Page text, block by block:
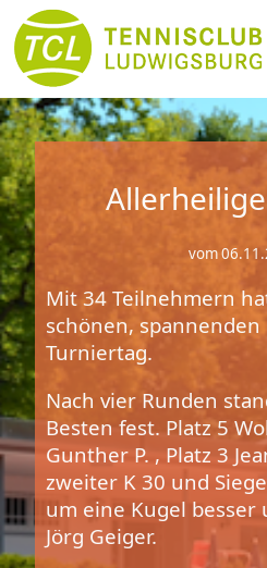
vom
Mit 34 Teilnehmern
schönen, spannenden
Turniertag.
Nach vier Runden
Besten fest. Platz 5
Gunther P. , Platz 3
zweiter K 30 und
um eine Kugel besser
Jörg Geiger.